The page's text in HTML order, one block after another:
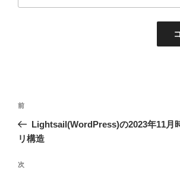
投
ナ
ゲ
前
の
投
前
Lightsail(WordPress)の2023年11月
リ構造
次
次